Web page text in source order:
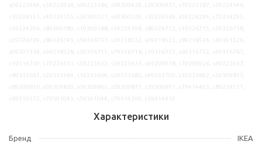
Характеристики
Бренд IKEA